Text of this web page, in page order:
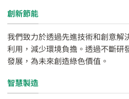
創新節能
我們致力於透過先進技術和創意解
利用，減少環境負擔。透過不斷研
發展，為未來創造綠色價值。
智慧製造